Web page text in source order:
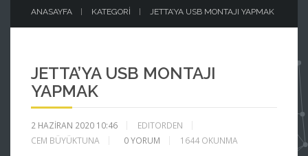
ANASAYFA KATEGORI JETTA’YA USB MONTAJI YAPMAK
JETTA’YA USB MONTAJI
YAPMAK
2 HAZIRAN 2020 10:46
EDITORDEN
CEM BÜYÜKTUNA
0YORUM 1644 OKUNMA